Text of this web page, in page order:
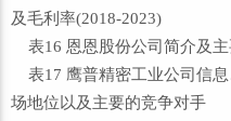
及毛利率(2018-2023)
表16 恩恩股份公司简介及主
表17 鹰普精密工业公司信
场地位以及主要的竞争对手